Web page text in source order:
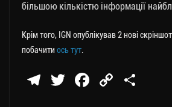
більшою кількістю інформації
Крім того, IGN опублікував 2 нові
побачити ось тут
Te
T
Fa
C